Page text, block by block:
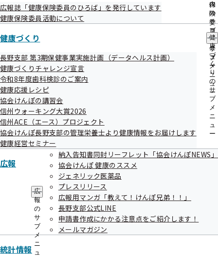
ブ
内
の
サ
ブ
メ
ニ
ュ
ー
保
険
委
員
の
サ
ブ
メ
ニ
ュ
ー
広報誌「健康保険委員のひろば」を発行しています
健康保険委員活動について
健康づくり
健
康
づ
く
り
の
サ
ブ
メ
ニ
ュ
ー
長野支部 第3期保健事業実施計画（データヘルス計画）
健康づくりチャレンジ宣言
令和8年度歯科検診のご案内
健康応援レシピ
協会けんぽの講習会
信州ウォーキング大賞2026
信州ACE（エース）プロジェクト
協会けんぽ長野支部の管理栄養士より健康情報をお届けします
健康経営セミナー
広報
広
報
の
サ
ブ
メ
ニ
ュ
納入告知書同封リーフレット「協会けんぽNEWS」
協会けんぽ 健康のススメ
ジェネリック医薬品
プレスリリース
広報用マンガ「教えて！けんぽ兄弟！！」
長野支部公式LINE
申請書作成にかかる注意点をご紹介します！
メールマガジン
統計情報
第2話 健康診断を受けましょう
第3話 特定保健指導を利用しましょう
第4話 日々の取り組みでメタボを予防しましょう
第5話 健診結果で要治療の判定を受けたら、医療機関で
受診しましょう
第6話 ジェネリック医薬品を利用しましょう
第7話 長野県民は血糖値が高い？
第8話 健康経営で従業員の健康増進！
第9話 病気やケガで働けないときには傷病手当金
第10話 退職後の健康保険はどうしよう？
第11話 上手な医療機関へのかかり方！？
第12話 医療費が高額になった（なりそう）どうしよう！
第13話 お得になった生活習慣病予防健診
第14話 高血圧を放置しないで！